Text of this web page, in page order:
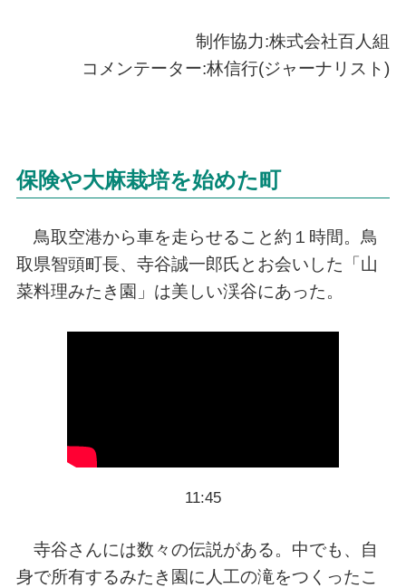
制作協力:株式会社百人組
コメンテーター:林信行(ジャーナリスト)
保険や大麻栽培を始めた町
鳥取空港から車を走らせること約１時間。鳥
取県智頭町長、寺谷誠一郎氏とお会いした「山
菜料理みたき園」は美しい渓谷にあった。
11:45
寺谷さんには数々の伝説がある。中でも、自
身で所有するみたき園に人工の滝をつくったこ